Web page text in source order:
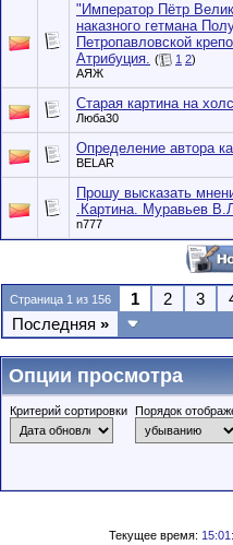
"Император Пётр
наказного гетмана
Петропавловской
Атрибуция. ( 1 2)
АЯЖ
Старая картина на
Люба30
Определение автора
BELAR
Прошу высказать
.Картина. Муравьев
n777
Страница 1 из 156 1 2 3
Последняя »
Опции просмотра
Критерий сортировки Порядок
Текущее время: